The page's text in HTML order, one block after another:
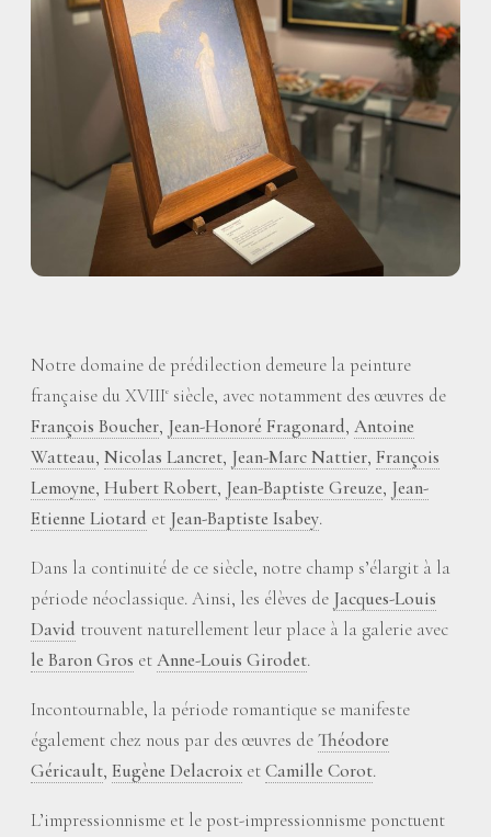
Notre domaine de prédilection demeure la peinture
française du XVIIIe siècle, avec notamment des œuvres de
François Boucher, Jean-Honoré Fragonard, Antoine
Watteau, Nicolas Lancret, Jean-Marc Nattier, François
Lemoyne, Hubert Robert, Jean-Baptiste Greuze, Jean-
Etienne Liotard et Jean-Baptiste Isabey.
Dans la continuité de ce siècle, notre champ s’élargit à la
période néoclassique. Ainsi, les élèves de Jacques-Louis
David trouvent naturellement leur place à la galerie avec
le Baron Gros etAnne-Louis Girodet.
Incontournable, la période romantique se manifeste
également chez nous par des œuvres deThéodore
Géricault, Eugène Delacroix etCamille Corot.
L’impressionnisme et le post-impressionnisme ponctuent